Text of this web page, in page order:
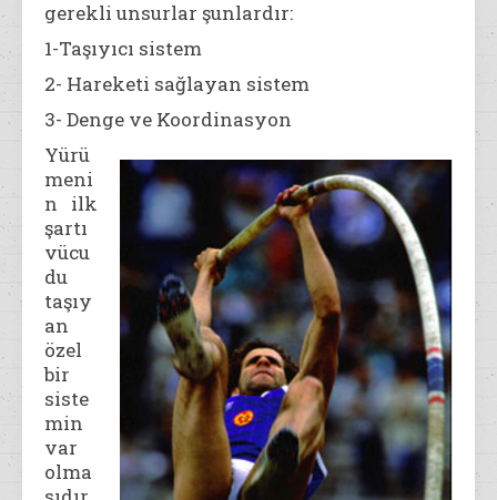
gerekli unsurlar şunlardır:
1-Taşıyıcı sistem
2- Hareketi sağlayan sistem
3- Denge ve Koordinasyon
Yürü
meni
n ilk
şartı
vücu
du
taşıy
an
özel
bir
siste
min
var
olma